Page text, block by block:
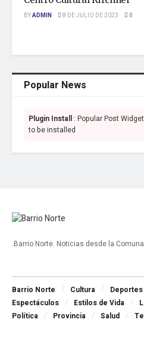
BYADMIN 8 DE JULIO DE 2023 0
Popular News
Plugin Install : Popular Post
to be installed
.Barrio Norte. Noticias desde la
Barrio Norte Cultura Deportes
Espectáculos
Estilos de Vida
Política
Provincia Salud